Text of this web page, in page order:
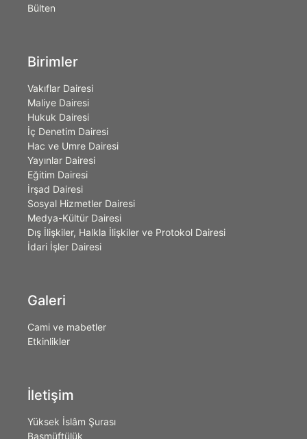
Bülten
Birimler
Vakıflar Dairesi
Maliye Dairesi
Hukuk Dairesi
İç Denetim Dairesi
Hac ve Umre Dairesi
Yayınlar Dairesi
Eğitim Dairesi
İrşad Dairesi
Sosyal Hizmetler Dairesi
Medya-Kültür Dairesi
Dış İlişkiler, Halkla İlişkiler ve Protokol Dairesi
İdari İşler Dairesi
Galeri
Cami ve mabetler
Etkinlikler
İletişim
Yüksek İslâm Şurası
Başmüftülük